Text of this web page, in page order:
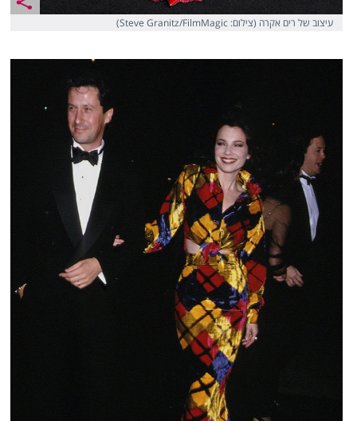
עיצוב של רים אקרה (צילום: Steve Granitz/FilmMagic)